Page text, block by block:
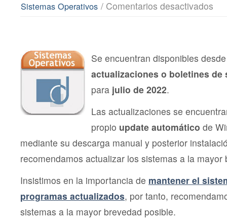
Sistemas Operativos / Comentarios desactivados
2022
Se encuentran disponibles
actualizaciones o boletines de
para julio de 2022.
Las actualizaciones se
propio update automático de
mediante su descarga manual y posterior
recomendamos actualizar los sistemas a la mayor
Insistimos en la importancia de mantener el
programas actualizados, por tanto,
sistemas a la mayor brevedad posible.